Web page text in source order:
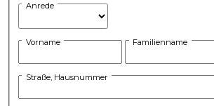
Anrede
Vorname Familienname
Straße, Hausnummer